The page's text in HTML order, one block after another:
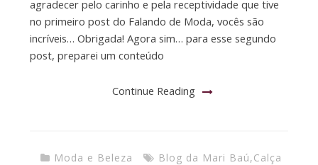
agradecer pelo carinho e pela receptividade que tive
no primeiro post do Falando de Moda, vocês são
incríveis… Obrigada! Agora sim… para esse segundo
post, preparei um conteúdo
Continue Reading
Moda e Beleza Blog da Mari Baú,Calça